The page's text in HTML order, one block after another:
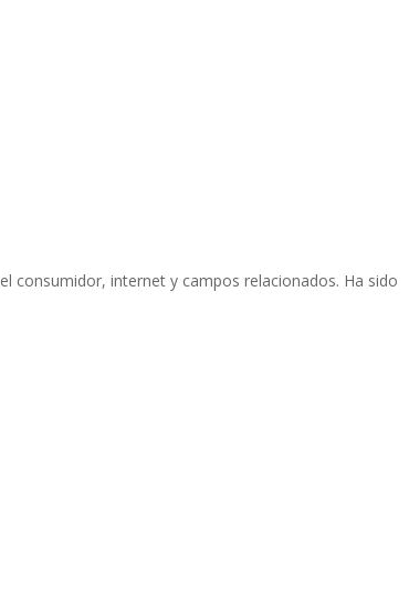
consumidor, internet y campos relacionados. Ha sido